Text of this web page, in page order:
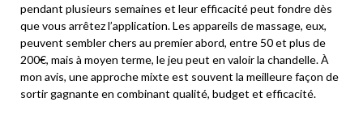
pendant plusieurs semaines et leur efficacité peut fondre dès
que vous arrêtez l’application. Les appareils de massage, eux,
peuvent sembler chers au premier abord, entre 50 et plus de
200€, mais à moyen terme, le jeu peut en valoir la chandelle. À
mon avis, une approche mixte est souvent la meilleure façon de
sortir gagnante en combinant qualité, budget et efficacité.